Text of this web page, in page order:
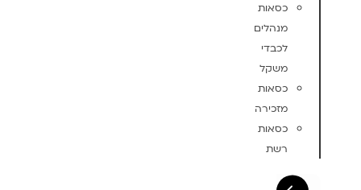
כסאות
מנהלים
לכבדי
משקל
כסאות
מזכירה
כסאות
רשת